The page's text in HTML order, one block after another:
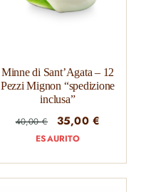
Minne di Sant’Agata – 12
Pezzi Mignon “spedizione
inclusa”
40,00€
Il
prezzo
era:
40,00 €.
35,00€
è:
35,00
ESAURITO